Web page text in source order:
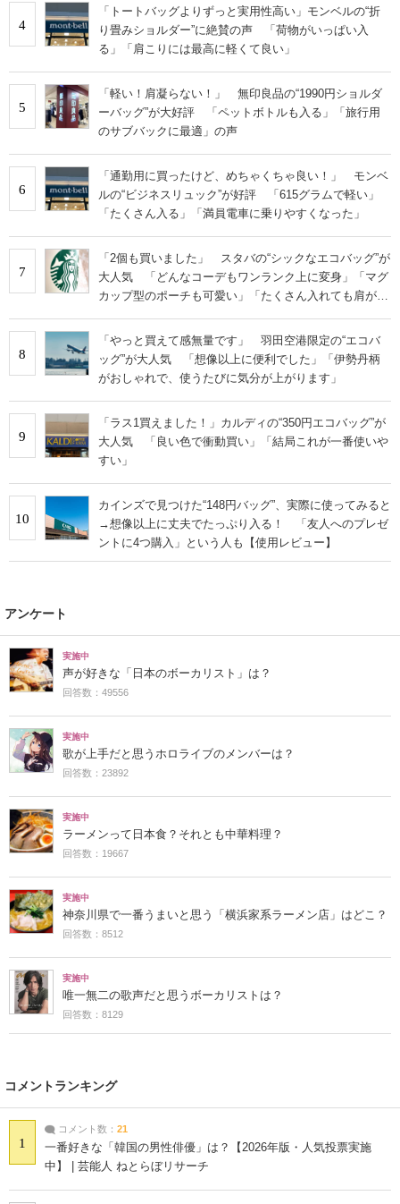
4
「トートバッグよりずっと実用性高い」モンベルの“折
り畳みショルダー”に絶賛の声 「荷物がいっぱい入
る」「肩こりには最高に軽くて良い」
5
「軽い！肩凝らない！」 無印良品の“1990円ショルダ
ーバッグ”が大好評 「ペットボトルも入る」「旅行用
のサブバックに最適」の声
6
「通勤用に買ったけど、めちゃくちゃ良い！」 モンベ
ルの“ビジネスリュック”が好評 「615グラムで軽い」
「たくさん入る」「満員電車に乗りやすくなった」
7
「2個も買いました」 スタバの“シックなエコバッグ”が
大人気 「どんなコーデもワンランク上に変身」「マグ
カップ型のポーチも可愛い」「たくさん入れても肩が痛
8
「やっと買えて感無量です」 羽田空港限定の“エコバ
ッグ”が大人気 「想像以上に便利でした」「伊勢丹柄
がおしゃれで、使うたびに気分が上がります」
9
「ラス1買えました！」カルディの“350円エコバッグ”が
大人気 「良い色で衝動買い」「結局これが一番使いや
すい」
10
カインズで見つけた“148円バッグ”、実際に使ってみると
→想像以上に丈夫でたっぷり入る！ 「友人へのプレゼ
ントに4つ購入」という人も【使用レビュー】
アンケート
実施中
声が好きな「日本のボーカリスト」は？
回答数：49556
実施中
歌が上手だと思うホロライブのメンバーは？
回答数：23892
実施中
ラーメンって日本食？それとも中華料理？
回答数：19667
実施中
神奈川県で一番うまいと思う「横浜家系ラーメン店」はどこ？
回答数：8512
実施中
唯一無二の歌声だと思うボーカリストは？
回答数：8129
コメントランキング
1
コメント数： 21
一番好きな「韓国の男性俳優」は？【2026年版・人気投票実施
中】 | 芸能人 ねとらぼリサーチ